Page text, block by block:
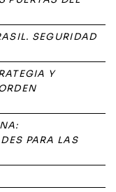
SEGURIDAD
Y
PARA LAS